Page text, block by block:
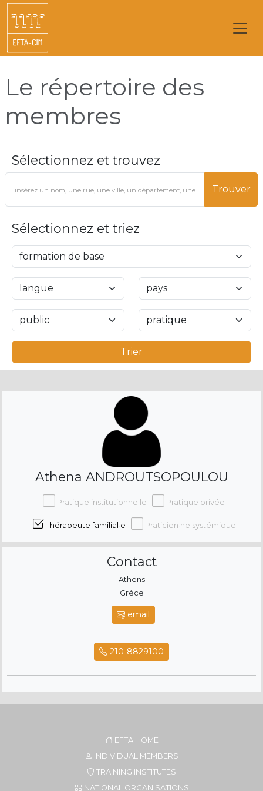
Le répertoire des
membres
Sélectionnez et trouvez
Trouver
Sélectionnez et triez
Trier
Athena ANDROUTSOPOULOU
Pratique institutionnelle Pratique privée
Thérapeute familial·e Praticien·ne systémique
Contact
Athens
Grèce
email
210-8829100
EFTA HOME
INDIVIDUAL MEMBERS
TRAINING INSTITUTES
NATIONAL ORGANISATIONS